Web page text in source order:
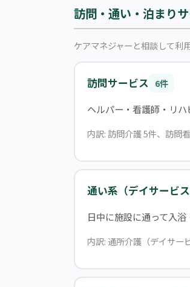
訪問・通い・泊まり
ケアマネジャーと相談して利
訪問サービス 6件
ヘルパー・看護師・リ
内訳: 訪問介護 5件、訪問
通い系（デイサービス
日中に施設に通って入浴
内訳: 通所介護（デイサー